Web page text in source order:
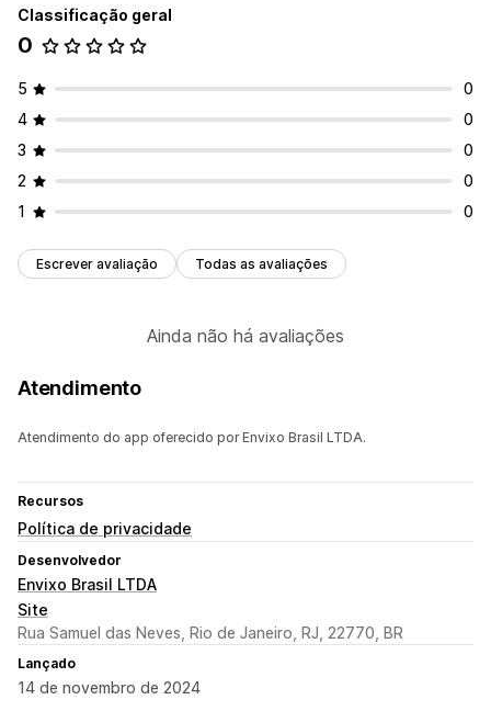
Páginas de rastreamento
Classificação geral
0
5
0
4
0
3
0
2
0
1
0
Escrever avaliação Todas as avaliações
Ainda não há avaliações
Atendimento
Atendimento do app oferecido por Envixo Brasil LTDA.
Recursos
Política de privacidade
Desenvolvedor
Envixo Brasil LTDA
Site
Rua Samuel das Neves, Rio de Janeiro, RJ, 22770, BR
Lançado
14 de novembro de 2024